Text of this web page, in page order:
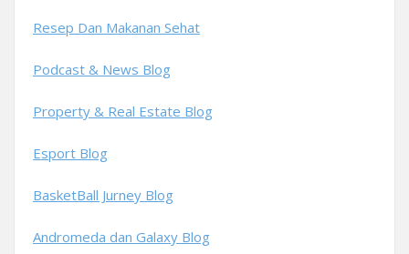
Resep Dan Makanan Sehat
Podcast & News Blog
Property & Real Estate Blog
Esport Blog
BasketBall Jurney Blog
Andromeda dan Galaxy Blog